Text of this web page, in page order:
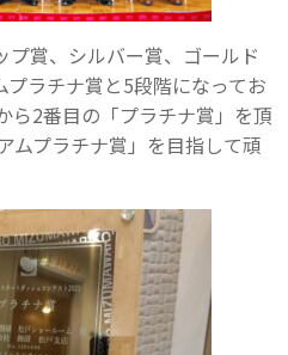
プ賞、シルバー賞、ゴールド
ラチナ賞と5段階になってお
ら2番目の「プラチナ賞」を頂
ムプラチナ賞」を目指して頑